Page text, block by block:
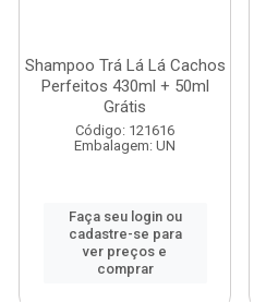
Shampoo Trá Lá Lá Cachos
Perfeitos 430ml + 50ml
Grátis
Código: 121616
Embalagem: UN
Faça seu login ou
cadastre-se para
ver preços e
comprar